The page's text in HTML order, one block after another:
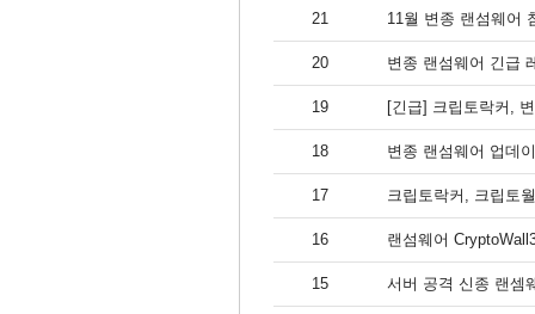
21 11월 변종 랜섬웨어
20 변종 랜섬웨어 긴급
19 [긴급] 크립토락커,
18 변종 랜섬웨어 업데
17 크립토락커, 크립토
16 랜섬웨어
15 서버 공격 신종 랜셈